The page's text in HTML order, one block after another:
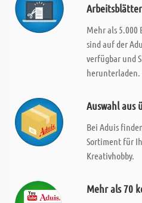
Arbeitsblätter
Mehr als
sind auf der
verfügbar und
herunterladen.
Auswahl aus
Bei Aduis
Sortiment für
Kreativhobby.
Mehr als 70